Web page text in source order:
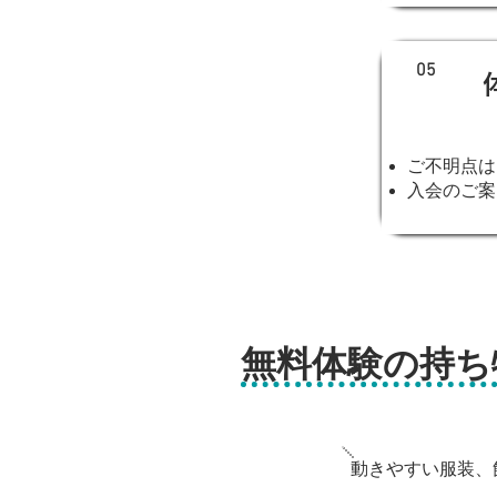
05
ご不明点
入会のご
無料体験の持
動きやすい服装